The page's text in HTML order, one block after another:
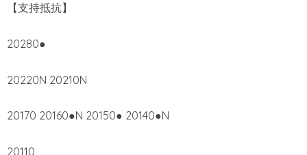
【支持抵抗】
20280●
20220N 20210N
20170 20160●N 20150● 20140●N
20110